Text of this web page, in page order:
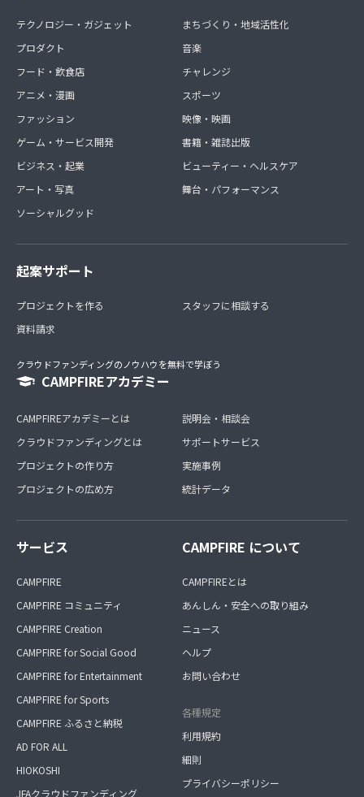
テクノロジー・ガジェット
プロダクト
フード・飲食店
アニメ・漫画
ファッション
ゲーム・サービス開発
ビジネス・起業
アート・写真
ソーシャルグッド
まちづくり・地域活性化
音楽
チャレンジ
スポーツ
映像・映画
書籍・雑誌出版
ビューティー・ヘルスケア
舞台・パフォーマンス
起案サポート
プロジェクトを作る
資料請求
スタッフに相談する
クラウドファンディングのノウハウを無料で学ぼう
CAMPFIREアカデミー
CAMPFIREアカデミーとは
クラウドファンディングとは
プロジェクトの作り方
プロジェクトの広め方
説明会・相談会
サポートサービス
実施事例
統計データ
サービス
CAMPFIRE
CAMPFIRE コミュニティ
CAMPFIRE Creation
CAMPFIRE for Social Good
CAMPFIRE for Entertainment
CAMPFIRE for Sports
CAMPFIRE ふるさと納税
AD FOR ALL
HIOKOSHI
JFAクラウドファンディング
CAMPFIRE について
CAMPFIREとは
あんしん・安全への取り組み
ニュース
ヘルプ
お問い合わせ
各種規定
利用規約
細則
プライバシーポリシー